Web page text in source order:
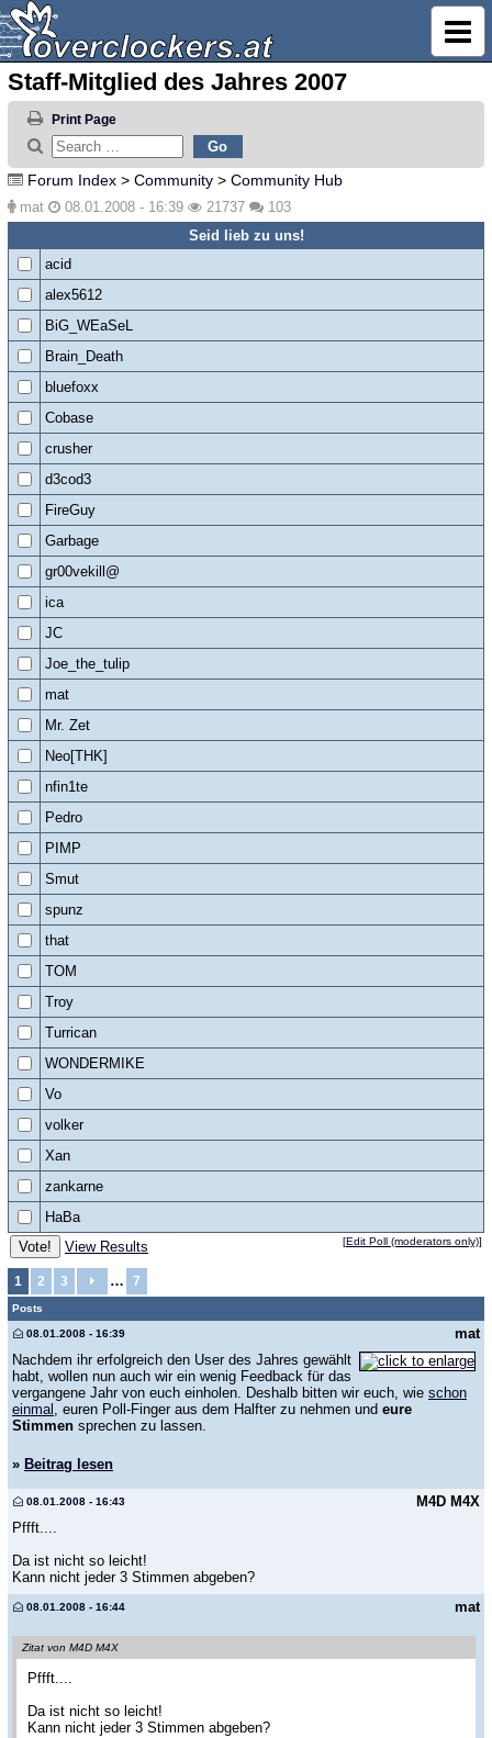
Staff-Mitglied des Jahres 2007
Print Page
Forum Index > Community > Community Hub
mat 08.01.2008 - 16:39 21737
103
Seid lieb zu uns!
acid
alex5612
BiG_WEaSeL
Brain_Death
bluefoxx
Cobase
crusher
d3cod3
FireGuy
Garbage
gr00vekill@
ica
JC
Joe_the_tulip
mat
Mr. Zet
Neo[THK]
nfin1te
Pedro
PIMP
Smut
spunz
that
TOM
Troy
Turrican
WONDERMIKE
Vo
volker
Xan
zankarne
HaBa
View Results
[Edit Poll (moderators only)]
1 2 3 … 7
Posts
mat
08.01.2008 - 16:39
Nachdem ihr erfolgreich den User des Jahres gewählt
habt, wollen nun auch wir ein wenig Feedback für das
vergangene Jahr von euch einholen. Deshalb bitten wir euch, wie schon
einmal
, euren Poll-Finger aus dem Halfter zu nehmen und eure
Stimmen sprechen zu lassen.
» Beitrag lesen
M4D M4X
08.01.2008 - 16:43
Pffft....
Da ist nicht so leicht!
Kann nicht jeder 3 Stimmen abgeben?
mat
08.01.2008 - 16:44
Zitat von M4D M4X
Pffft....
Da ist nicht so leicht!
Kann nicht jeder 3 Stimmen abgeben?